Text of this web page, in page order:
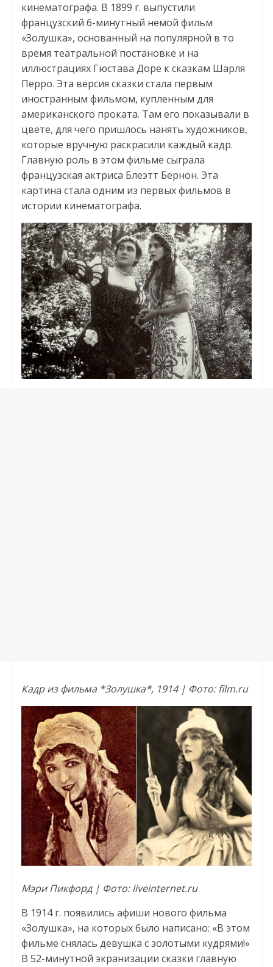
кинематографа. В 1899 г. выпустили
французский 6-минутный немой фильм
«Золушка», основанный на популярной в то
время театральной постановке и на
иллюстрациях Гюстава Доре к сказкам Шарля
Перро. Эта версия сказки стала первым
иностранным фильмом, купленным для
американского проката. Там его показывали в
цвете, для чего пришлось нанять художников,
которые вручную раскрасили каждый кадр.
Главную роль в этом фильме сыграла
французская актриса Блеэтт Бернон. Эта
картина стала одним из первых фильмов в
истории кинематографа.
Кадр из фильма *Золушка*, 1914 | Фото: film.ru
Мэри Пикфорд | Фото: liveinternet.ru
В 1914 г. появились афиши нового фильма
«Золушка», на которых было написано: «В этом
фильме снялась девушка с золотыми кудрями!»
В 52-минутной экранизации сказки главную